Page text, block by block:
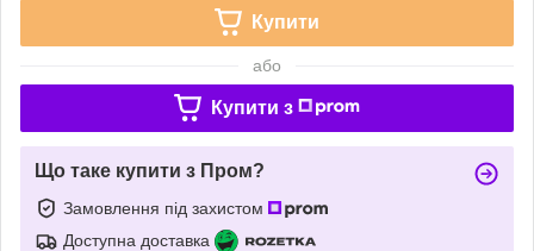
Купити
або
Купити з
Що таке купити з Пром?
Замовлення під захистом
Доступна доставка